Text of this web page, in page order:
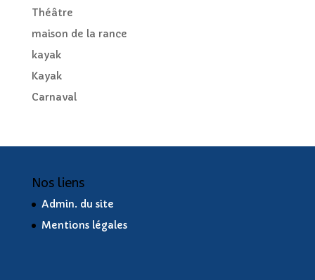
Théâtre
maison de la rance
kayak
Kayak
Carnaval
Nos liens
Admin. du site
Mentions légales